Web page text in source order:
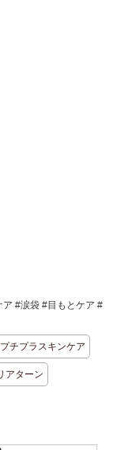
#涙袋 #目もとケア #
プチプラスキンケア
アターン